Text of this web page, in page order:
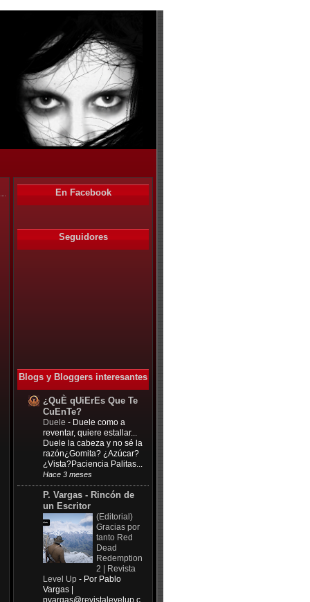
En Facebook
Seguidores
Blogs y Bloggers interesantes
¿QuÈ qUiErEs Que Te
CuEnTe?
Duele - Duele como a
reventar, quiere estallar...
Duele la cabeza y no sé la
razón¿Gomita? ¿Azúcar?
¿Vista?Paciencia Palitas...
Hace 3 meses
P. Vargas - Rincón de
un Escritor
(Editorial)
Gracias por
tanto Red
Dead
Redemption
2 | Revista
Level Up - Por Pablo
Vargas |
pvargas@revistalevelup.c